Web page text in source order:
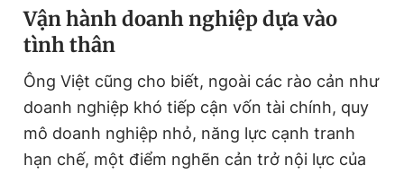
Vận hành doanh nghiệp dựa vào
tình thân
Ông Việt cũng cho biết, ngoài các rào cản như
doanh nghiệp khó tiếp cận vốn tài chính, quy
mô doanh nghiệp nhỏ, năng lực cạnh tranh
hạn chế, một điểm nghẽn cản trở nội lực của